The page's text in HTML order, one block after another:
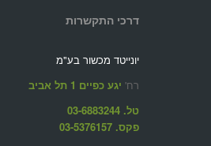
דרכי התקשרות
יונייטד מכשור בע"מ
רח' יגע כפיים 1 תל אביב
טל. 03-6883244
פקס. 03-5376157